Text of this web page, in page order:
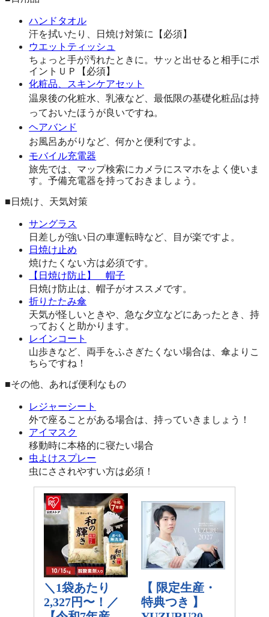
ハンドタオル
汗を拭いたり、日焼け対策に【必須】
ウエットティッシュ
ちょっと手が汚れたときに。サッと出せると相手にポ
イントＵＰ【必須】
化粧品、スキンケアセット
温泉後の化粧水、乳液など、最低限の基礎化粧品は持
っておいたほうが良いですね。
ヘアバンド
お風呂あがりなど、何かと便利ですよ。
モバイル充電器
旅先では、マップ検索にカメラにスマホをよく使いま
す。予備充電器を持っておきましょう。
■日焼け、天気対策
サングラス
日差しが強い日の車運転時など、目が楽ですよ。
日焼け止め
焼けたくない方は必須です。
【日焼け防止】 帽子
日焼け防止は、帽子がオススメです。
折りたたみ傘
天気が怪しいときや、急な夕立などにあったとき、持
っておくと助かります。
レインコート
山歩きなど、両手をふさぎたくない場合は、傘よりこ
ちらですね！
■その他、あれば便利なもの
レジャーシート
外で座ることがある場合は、持っていきましょう！
アイマスク
移動時に本格的に寝たい場合
虫よけスプレー
虫にさされやすい方は必須！